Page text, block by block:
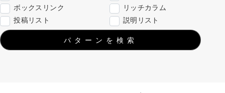
ボックスリンク
リッチカラム
投稿リスト
説明リスト
パターンを検索